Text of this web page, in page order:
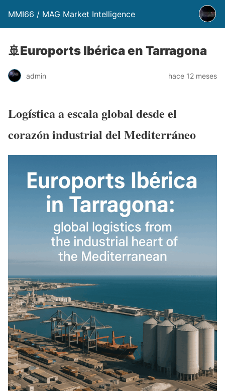
MMI66 / MAG Market Intelligence
🚢Euroports Ibérica en Tarragona
admin hace 12 meses
Logística a escala global desde el
corazón industrial del Mediterráneo